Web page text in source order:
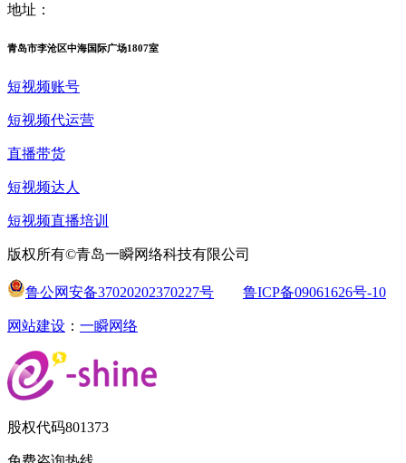
地址：
青岛市李沧区中海国际广场1807室
短视频账号
短视频代运营
直播带货
短视频达人
短视频直播培训
版权所有©青岛一瞬网络科技有限公司
鲁公网安备37020202370227号 鲁ICP备09061626号-10
网站建设 ： 一瞬网络
股权代码801373